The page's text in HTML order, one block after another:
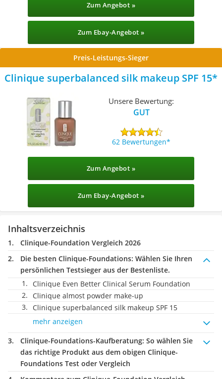
Zum Angebot »
Zum Ebay-Angebot »
Preis-Leistungs-Sieger
Clinique superbalanced silk makeup SPF 15
Unsere Bewertung:
GUT
62 Bewertungen
Zum Angebot »
Zum Ebay-Angebot »
Inhaltsverzeichnis
Clinique-Foundation Vergleich 2026
Die besten Clinique-Foundations: Wählen Sie Ihren
persönlichen Testsieger aus der Bestenliste.
Clinique Even Better Clinical Serum Foundation
Clinique almost powder make-up
Clinique superbalanced silk makeup SPF 15
mehr anzeigen
Clinique-Foundations-Kaufberatung: So wählen Sie
das richtige Produkt aus dem obigen Clinique-
Foundations Test oder Vergleich